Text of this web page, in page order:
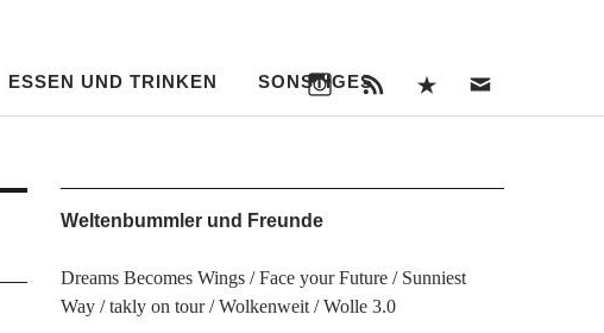
uns
ESSEN UND TRINKEN SONSTIGES
Weltenbummler und Freunde
Dreams Becomes Wings Face your Future
Sunniest
Way
takly on tour Wolkenweit Wolle 3.0